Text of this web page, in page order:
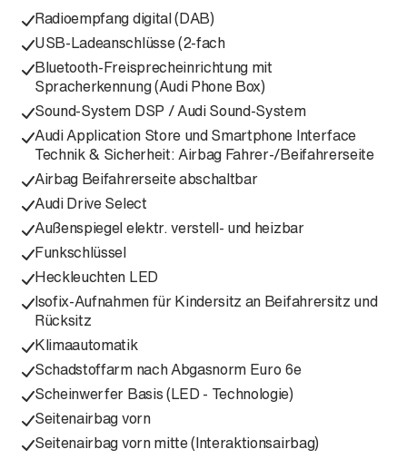
Radioempfang digital (DAB)
USB-Ladeanschlüsse (2-fach
Bluetooth-Freisprecheinrichtung mit
Spracherkennung (Audi Phone Box)
Sound-System DSP / Audi Sound-System
Audi Application Store und Smartphone Interface
Technik & Sicherheit: Airbag Fahrer-/Beifahrerseite
Airbag Beifahrerseite abschaltbar
Audi Drive Select
Außenspiegel elektr. verstell- und heizbar
Funkschlüssel
Heckleuchten LED
Isofix-Aufnahmen für Kindersitz an Beifahrersitz und
Rücksitz
Klimaautomatik
Schadstoffarm nach Abgasnorm Euro 6e
Scheinwerfer Basis (LED - Technologie)
Seitenairbag vorn
Seitenairbag vorn mitte (Interaktionsairbag)